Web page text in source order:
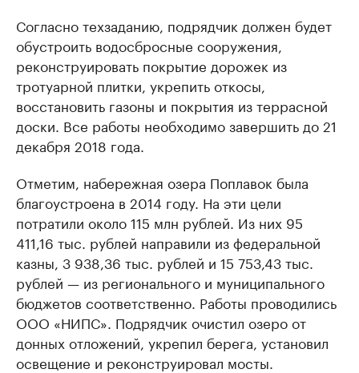
Согласно техзаданию, подрядчик должен будет
обустроить водосбросные сооружения,
реконструировать покрытие дорожек из
тротуарной плитки, укрепить откосы,
восстановить газоны и покрытия из террасной
доски. Все работы необходимо завершить до 21
декабря 2018 года.
Отметим, набережная озера Поплавок была
благоустроена в 2014 году. На эти цели
потратили около 115 млн рублей. Из них 95
411,16 тыс. рублей направили из федеральной
казны, 3 938,36 тыс. рублей и 15 753,43 тыс.
рублей — из регионального и муниципального
бюджетов соответственно. Работы проводились
ООО «НИПС». Подрядчик очистил озеро от
донных отложений, укрепил берега, установил
освещение и реконструировал мосты.